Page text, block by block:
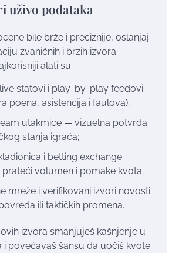
uživo podataka
bile brže i preciznije, oslanjaj
zvaničnih i brzih izvora
alati su:
statovi i play-by-play feedovi
poena, asistencija i faulova);
utakmice — vizuelna potvrda
stanja igrača;
i betting exchange
volumen i pomake kvota;
mreže i verifikovani izvori novosti
ili taktičkih promena.
izvora smanjuješ kašnjenje u
i povećavaš šansu da uočiš kvote